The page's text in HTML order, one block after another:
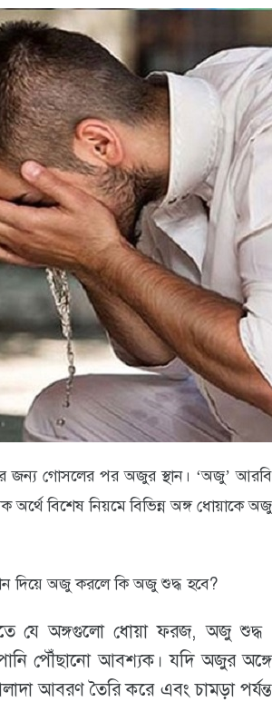
জন্য গোসলের পর অজুর স্থান। ‘অজু’ আরবি
অর্থে বিশেষ নিয়মে বিভিন্ন অঙ্গ ধোয়াকে অজু
দিয়ে অজু করলে কি অজু শুদ্ধ হবে?
যে অঙ্গগুলো ধোয়া ফরজ, অজু শুদ্ধ
পৌঁছানো আবশ্যক। যদি অজুর অঙ্গে
আবরণ তৈরি করে এবং চামড়া পর্যন্ত